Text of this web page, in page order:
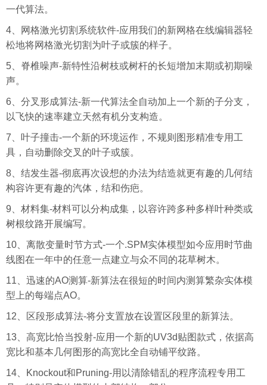
一代算法。
4、网格激光切割系统软件-应用我们的新网格在线编辑器轻
松地将网格激光切割为叶子或簇的样子。
5、脊椎噪声-新特性沿树枝或树杆的长短增加末期或初期噪
声。
6、分叉形成算法-新一代算法全自动加上一个新的子分支，
以飞快的速率建立天然有机分支构造。
7、叶子撞击-一个新的环境运作，不规则图形精准专用工
具，自动删除交叉的叶子或簇。
8、结发生器-彻底再次设想的办法为结造就更有趣的几何结
构容许更有趣的汽体，结和伤疤。
9、材料集-材料可以分构成集，以容许跨多种多样叶种类或
树根纹路开展编写。
10、离散变量时节方式-一个.SPM实体模型如今应用时节曲
线图在一年中的任意一点建立与众不同的花草树木。
11、迅速的AO测算-新算法在很短的时间内测算繁杂实体模
型上的每端点AO。
12、区段形成算法-将分支置放在设置区段里的新算法。
13、高宽比恰当投射-应用一个新的UV3d贴图款式，依据高
宽比和基本几何图形的高宽比全自动铺平纹路。
14、Knockout和Pruning-用以清除错乱的程序流程专用工